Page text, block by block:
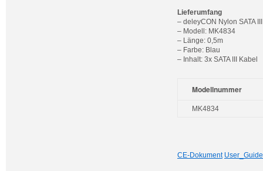
Lieferumfang
– deleyCON Nylon SATA
– Modell: MK4834
– Länge: 0,5m
– Farbe: Blau
– Inhalt: 3x SATA III Kabel
Modellnummer
MK4834
CE-Dokument User_Guide